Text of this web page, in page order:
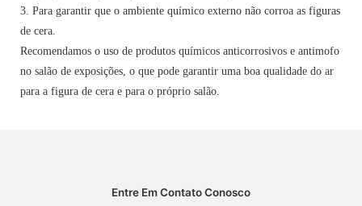
3. Para garantir que o ambiente químico externo não corroa as figuras
de cera.
Recomendamos o uso de produtos químicos anticorrosivos e antimofo
no salão de exposições, o que pode garantir uma boa qualidade do ar
para a figura de cera e para o próprio salão.
Entre Em Contato Conosco